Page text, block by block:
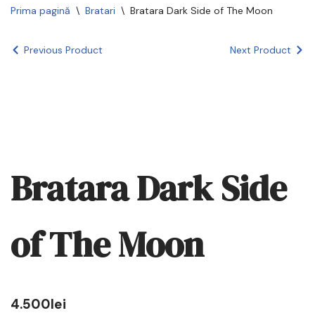
Prima pagină \ Bratari \ Bratara Dark Side of The Moon
Previous Product Next Product
Bratara Dark Side
of The Moon
4.500lei